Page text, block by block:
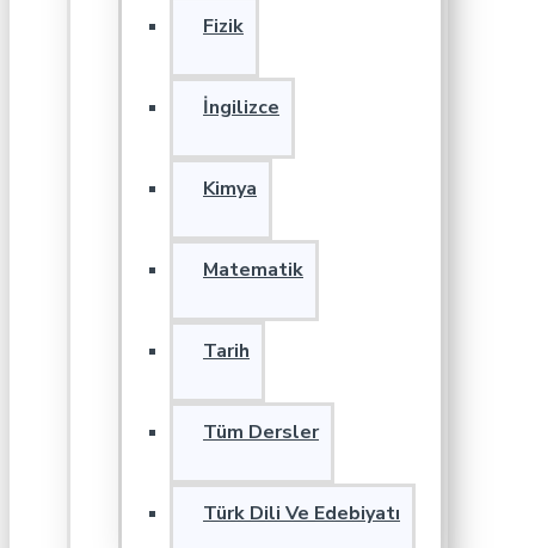
Fizik
İngilizce
Kimya
Matematik
Tarih
Tüm Dersler
Türk Dili Ve Edebiyatı